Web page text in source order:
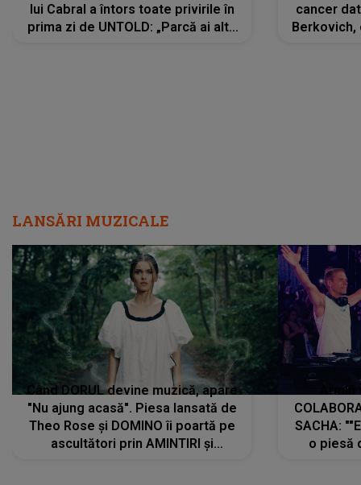
lui Cabral a întors toate privirile în
prima zi de UNTOLD: „Parcă ai altă
cancer
Berkovich,
LANSĂRI MUZICALE
Când DORUL devine muzică, apare
"Nu ajung acasă". Piesa lansată de
Theo Rose și DOMINO îi poartă pe
ascultători prin AMINTIRI și
SACHA:
o piesă